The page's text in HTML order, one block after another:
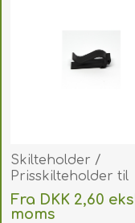
Skilteholder /
Prisskilteholder til
hylde/bord sort.
60270156
Fra DKK 2,60
moms